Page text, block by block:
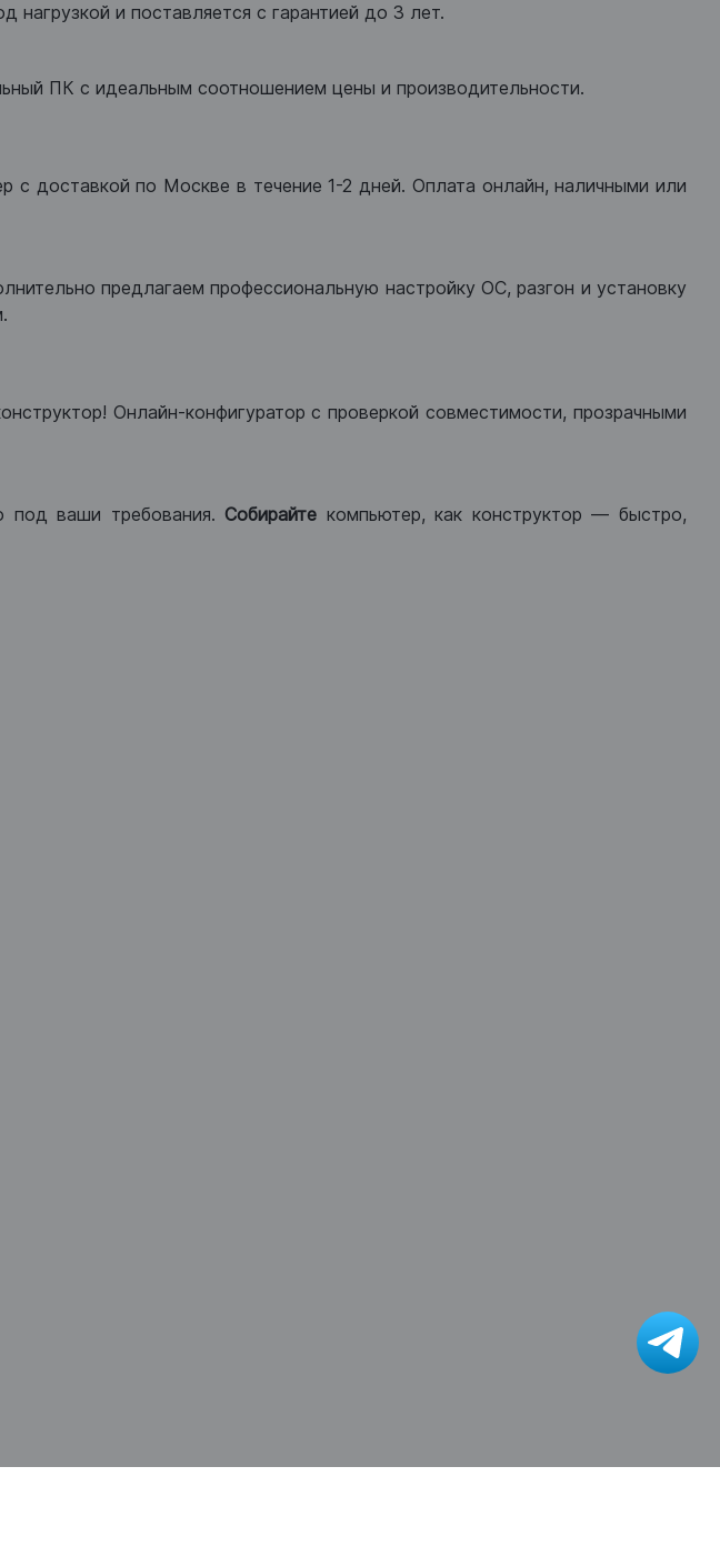
нагрузкой и поставляется с гарантией до 3 лет.
ПК с идеальным соотношением цены и производительности.
с доставкой по Москве в течение 1-2 дней. Оплата онлайн, наличными или
предлагаем профессиональную настройку ОС, разгон и установку
Онлайн-конфигуратор с проверкой совместимости, прозрачными
под ваши требования.Собирайте компьютер, как конструктор — быстро,